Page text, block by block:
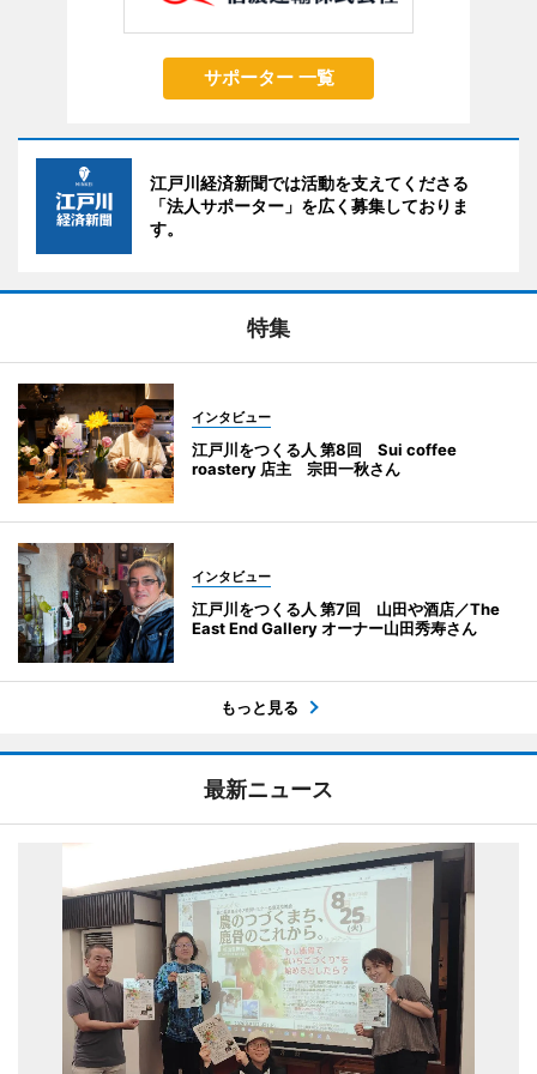
サポーター 一覧
江戸川経済新聞では活動を支えてくださる
「法人サポーター」を広く募集しておりま
す。
特集
インタビュー
江戸川をつくる人 第8回 Sui coffee
roastery 店主 宗田一秋さん
インタビュー
江戸川をつくる人 第7回 山田や酒店／The
East End Gallery オーナー山田秀寿さん
もっと見る
最新ニュース